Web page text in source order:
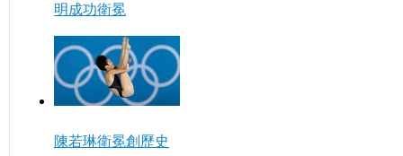
明成功衛冕
陳若琳衛冕創歷史